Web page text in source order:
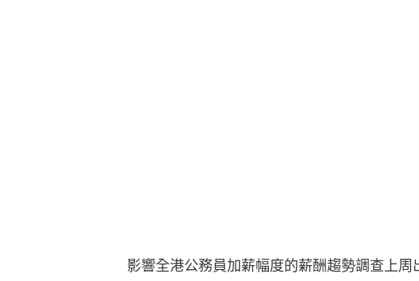
影響全港公務員加薪幅度的薪酬趨勢調查上